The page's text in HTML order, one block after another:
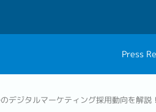
Press
デジタルマーケティング採用動向を解説！